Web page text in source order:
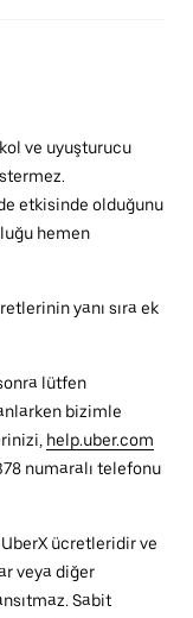
ve uyuşturucu
etkisinde olduğunu
hemen
yanı sıra ek
lütfen
bizimle
help.uber.com
numaralı telefonu
ücretleridir ve
veya diğer
Sabit